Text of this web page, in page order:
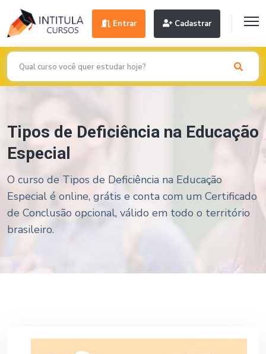
Entrar Cadastrar
Tipos de Deficiência na Educação
Especial
O curso de Tipos de Deficiência na Educação
Especial é online, grátis e conta com um Certificado
de Conclusão opcional, válido em todo o território
brasileiro.